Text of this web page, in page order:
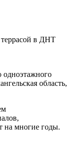
в ДНТ
одноэтажного
область,
на многие годы.